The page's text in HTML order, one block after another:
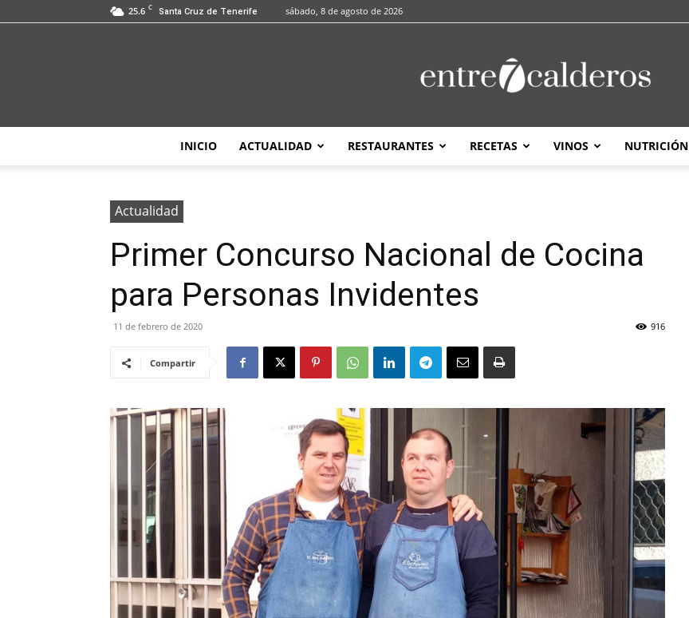
25.6 C Santa Cruz de Tenerife sábado, 8 de agosto de 2026
entre7calderos
INICIO ACTUALIDAD RESTAURANTES RECETAS VINOS NUTRICIÓN
Actualidad
Primer Concurso Nacional de Cocina
para Personas Invidentes
11 de febrero de 2020 916
Compartir